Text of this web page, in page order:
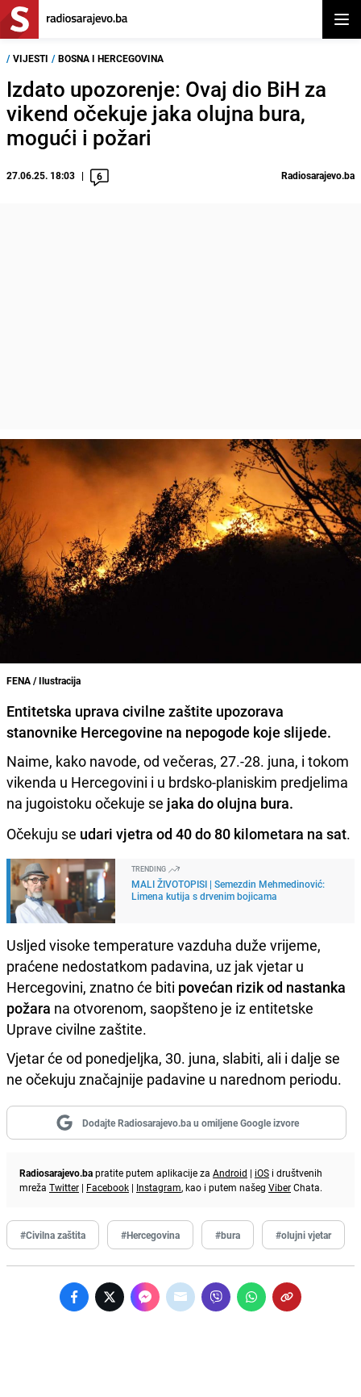
/ VIJESTI / BOSNA I HERCEGOVINA
Izdato upozorenje: Ovaj dio BiH za
vikend očekuje jaka olujna bura,
mogući i požari
27.06.25. 18:03 6 Radiosarajevo.ba
FENA / Ilustracija
Entitetska uprava civilne zaštite upozorava
stanovnike Hercegovine na nepogode koje slijede.
Naime, kako navode, od večeras, 27.-28. juna, i tokom
vikenda u Hercegovini i u brdsko-planiskim predjelima
na jugoistoku očekuje se jaka do olujna bura.
Očekuju se udari vjetra od 40 do 80 kilometara na sat.
TRENDING
MALI ŽIVOTOPISI | Semezdin Mehmedinović:
Limena kutija s drvenim bojicama
Usljed visoke temperature vazduha duže vrijeme,
praćene nedostatkom padavina, uz jak vjetar u
Hercegovini, znatno će biti povećan rizik od nastanka
požara na otvorenom, saopšteno je iz entitetske
Uprave civilne zaštite.
Vjetar će od ponedjeljka, 30. juna, slabiti, ali i dalje se
ne očekuju značajnije padavine u narednom periodu.
Dodajte Radiosarajevo.ba u omiljene Google izvore
Radiosarajevo.bapratite putem aplikacije za Android | iOS i društvenih
mreža Twitter | Facebook | Instagram, kao i putem našeg ViberChata.
#Civilna zaštita #Hercegovina #bura #olujni vjetar